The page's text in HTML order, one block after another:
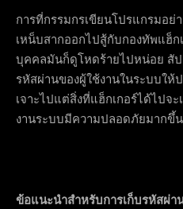
การที่กรรมกรเขียนโปรแกรมอย่
เหน็บสากออกไปสู้กับกองทัพแฮ็
บุคคลมันก็ดูโหดร้ายไปหน่อย สัป
รหัสผ่านของผู้ใช้งานในระบบใ
เจาะไปแต่สิ่งที่แฮ็กเกอร์ได้ไปจ
งานระบบมีความปลอดภัยมากขึ้
ข้อแนะนำสำหรับการเก็บรหัสผ่า